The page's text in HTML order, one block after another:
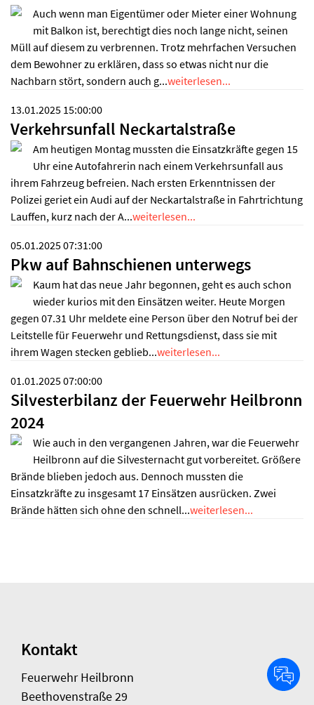
Auch wenn man Eigentümer oder Mieter einer Wohnung
mit Balkon ist, berechtigt dies noch lange nicht, seinen
Müll auf diesem zu verbrennen. Trotz mehrfachen Versuchen
dem Bewohner zu erklären, dass so etwas nicht nur die
Nachbarn stört, sondern auch g...weiterlesen...
13.01.2025 15:00:00
Verkehrsunfall Neckartalstraße
Am heutigen Montag mussten die Einsatzkräfte gegen 15
Uhr eine Autofahrerin nach einem Verkehrsunfall aus
ihrem Fahrzeug befreien. Nach ersten Erkenntnissen der
Polizei geriet ein Audi auf der Neckartalstraße in Fahrtrichtung
Lauffen, kurz nach der A...weiterlesen...
05.01.2025 07:31:00
Pkw auf Bahnschienen unterwegs
Kaum hat das neue Jahr begonnen, geht es auch schon
wieder kurios mit den Einsätzen weiter. Heute Morgen
gegen 07.31 Uhr meldete eine Person über den Notruf bei der
Leitstelle für Feuerwehr und Rettungsdienst, dass sie mit
ihrem Wagen stecken geblieb...weiterlesen...
01.01.2025 07:00:00
Silvesterbilanz der Feuerwehr Heilbronn
2024
Wie auch in den vergangenen Jahren, war die Feuerwehr
Heilbronn auf die Silvesternacht gut vorbereitet. Größere
Brände blieben jedoch aus. Dennoch mussten die
Einsatzkräfte zu insgesamt 17 Einsätzen ausrücken. Zwei
Brände hätten sich ohne den schnell...weiterlesen...
Kontakt
Feuerwehr Heilbronn
Beethovenstraße 29